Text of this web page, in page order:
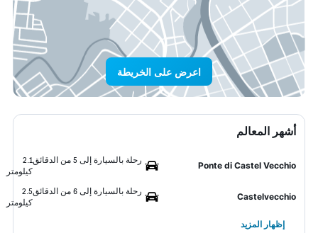
اعرض على الخريطة
أشهر المعالم
Ponte di Castel Vecchio
رحلة بالسيارة إلى 5 من الدقائق
2.1
كيلومتر
Castelvecchio
رحلة بالسيارة إلى 6 من الدقائق
2.5
كيلومتر
إظهار المزيد